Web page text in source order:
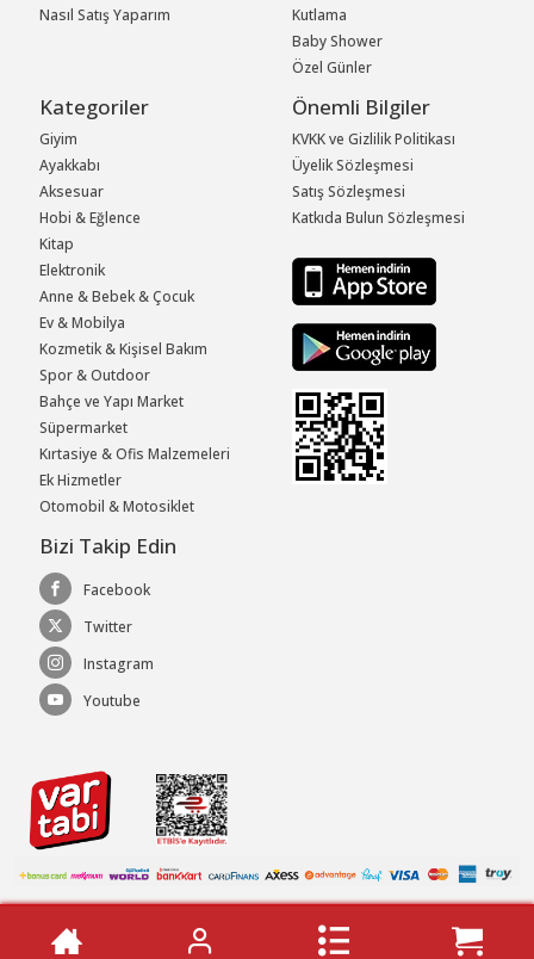
Nasıl Satış Yaparım
Kutlama
Baby Shower
Özel Günler
Kategoriler
Giyim
Ayakkabı
Aksesuar
Hobi & Eğlence
Kitap
Elektronik
Anne & Bebek & Çocuk
Ev & Mobilya
Kozmetik & Kişisel Bakım
Spor & Outdoor
Bahçe ve Yapı Market
Süpermarket
Kırtasiye & Ofis Malzemeleri
Ek Hizmetler
Otomobil & Motosiklet
Önemli Bilgiler
KVKK ve Gizlilik Politikası
Üyelik Sözleşmesi
Satış Sözleşmesi
Katkıda Bulun Sözleşmesi
Bizi Takip Edin
Facebook
Twitter
Instagram
Youtube